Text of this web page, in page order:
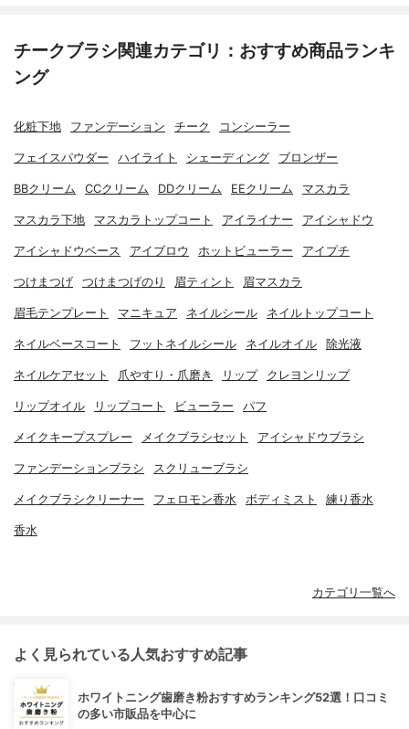
チークブラシ関連カテゴリ：おすすめ商品ランキ
ング
化粧下地 ファンデーション チーク コンシーラー
フェイスパウダー ハイライト シェーディング ブロンザー
BBクリーム CCクリーム DDクリーム EEクリーム マスカラ
マスカラ下地 マスカラトップコート アイライナー アイシャドウ
アイシャドウベース アイブロウ ホットビューラー アイプチ
つけまつげ つけまつげのり 眉ティント 眉マスカラ
眉毛テンプレート マニキュア ネイルシール ネイルトップコート
ネイルベースコート フットネイルシール ネイルオイル 除光液
ネイルケアセット 爪やすり・爪磨き リップ クレヨンリップ
リップオイル リップコート ビューラー パフ
メイクキープスプレー メイクブラシセット アイシャドウブラシ
ファンデーションブラシ スクリューブラシ
メイクブラシクリーナー フェロモン香水 ボディミスト 練り香水
香水
カテゴリ一覧へ
よく見られている人気おすすめ記事
ホワイトニング歯磨き粉おすすめランキング52選！口コミ
の多い市販品を中心に